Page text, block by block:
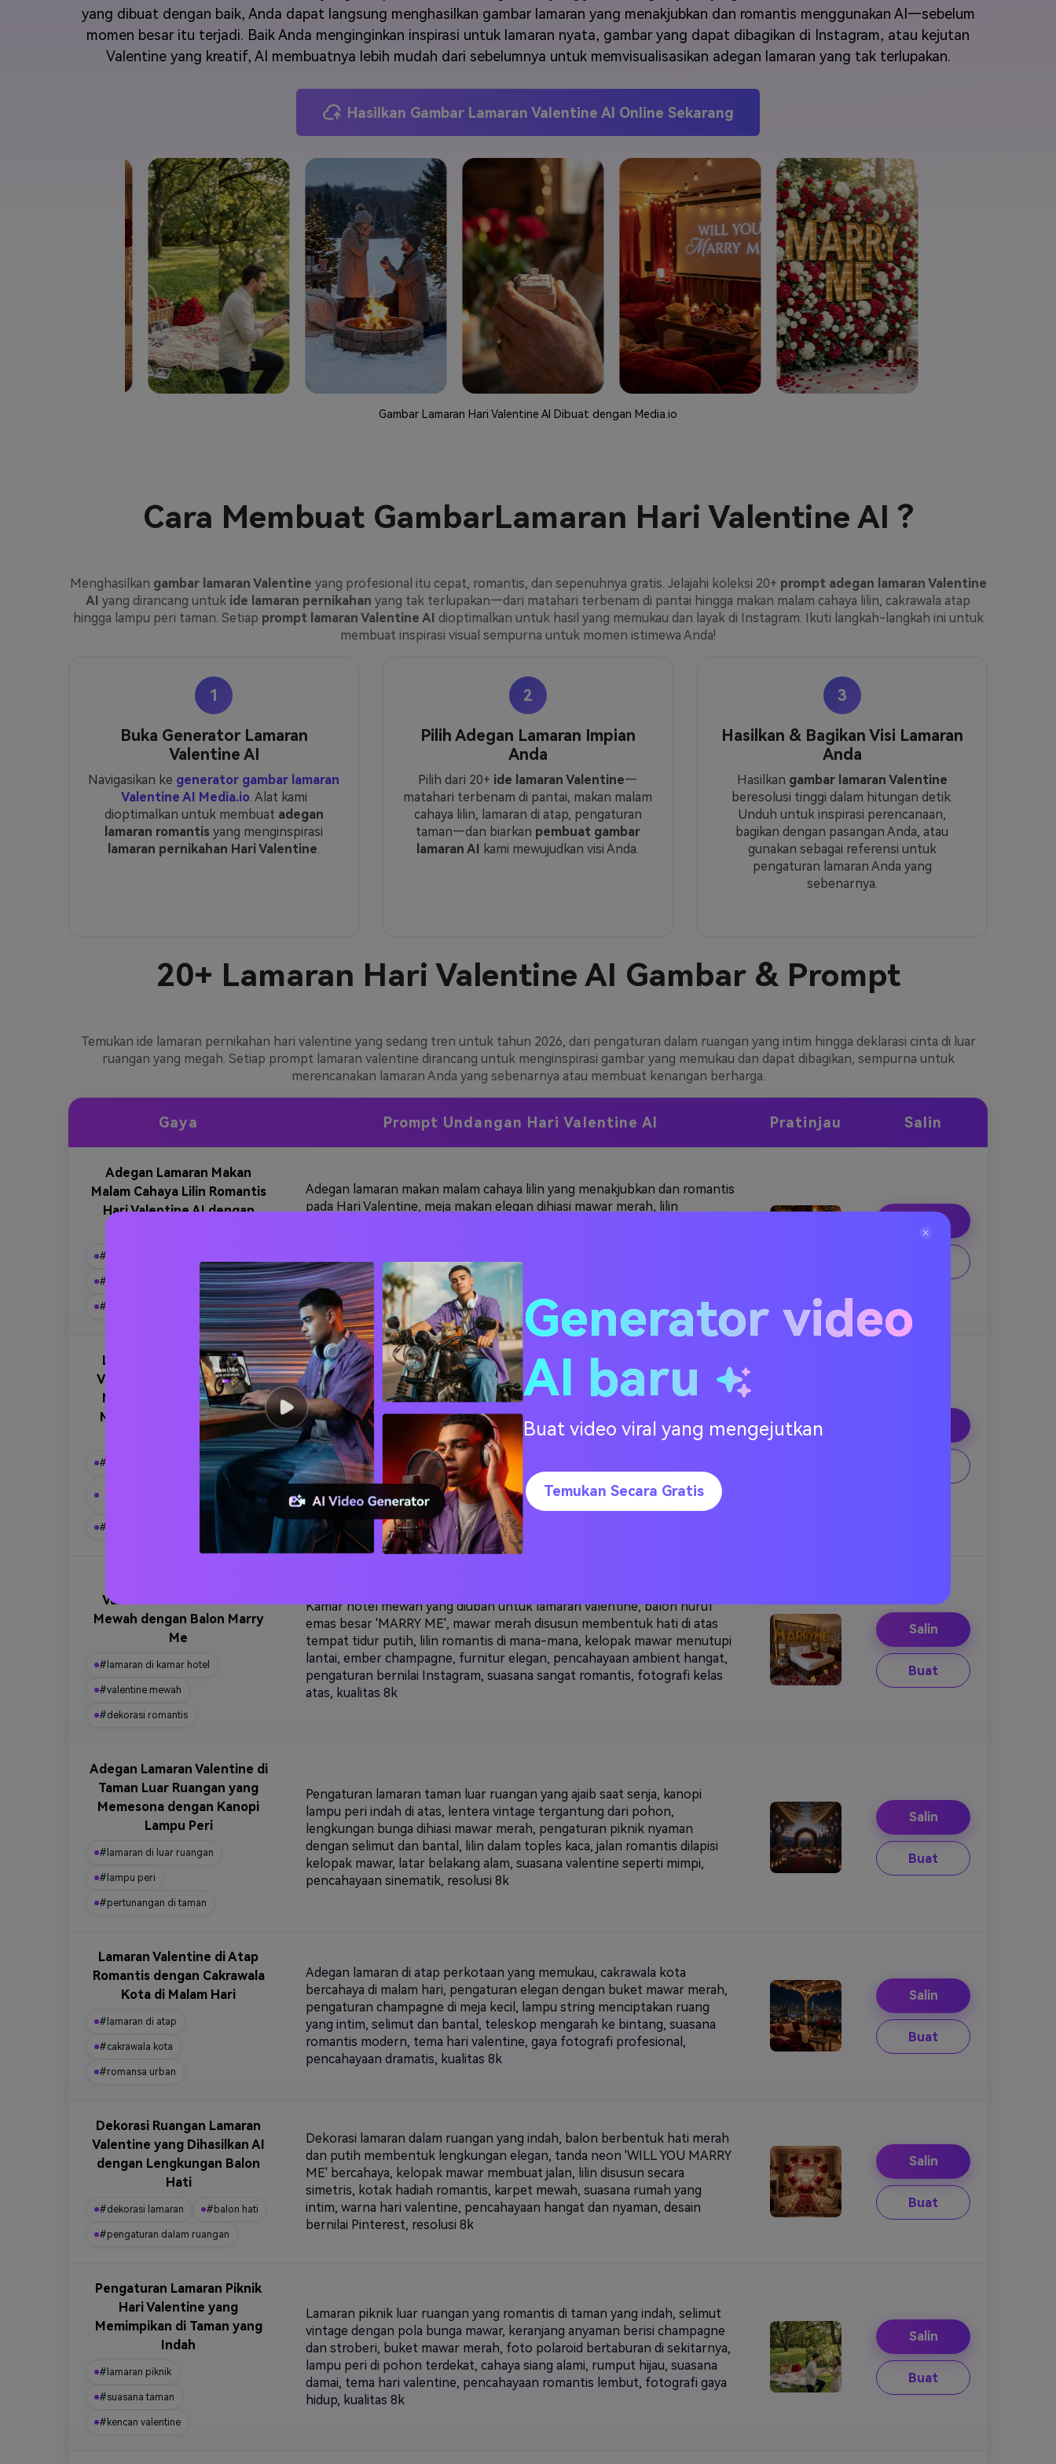
Vidu Pixverse Hailuo Runway
Find More Solutions >>
yang dibuat dengan baik, Anda dapat langsung menghasilkan gambar lamaran yang menakjubkan dan romantis menggunakan AI—sebelum
momen besar itu terjadi. Baik Anda menginginkan inspirasi untuk lamaran nyata, gambar yang dapat dibagikan di Instagram, atau kejutan
Valentine yang kreatif, AI membuatnya lebih mudah dari sebelumnya untuk memvisualisasikan adegan lamaran yang tak terlupakan.
Hasilkan Gambar Lamaran Valentine AI Online Sekarang
Gambar Lamaran Hari Valentine AI Dibuat dengan Media.io
Cara Membuat GambarLamaran Hari Valentine AI ?
Menghasilkan gambar lamaran Valentine yang profesional itu cepat, romantis, dan sepenuhnya gratis. Jelajahi koleksi 20+ prompt adegan lamaran Valentine
AI yang dirancang untuk ide lamaran pernikahan yang tak terlupakan—dari matahari terbenam di pantai hingga makan malam cahaya lilin, cakrawala atap
hingga lampu peri taman. Setiap prompt lamaran Valentine AI dioptimalkan untuk hasil yang memukau dan layak di Instagram. Ikuti langkah-langkah ini untuk
membuat inspirasi visual sempurna untuk momen istimewa Anda!
1
Buka Generator Lamaran
Valentine AI
Navigasikan ke generator gambar lamaran
Valentine AI Media.io. Alat kami
dioptimalkan untuk membuat adegan
lamaran romantis yang menginspirasi
lamaran pernikahan Hari Valentine.
2
Pilih Adegan Lamaran Impian
Anda
Pilih dari 20+ ide lamaran Valentine—
matahari terbenam di pantai, makan malam
cahaya lilin, lamaran di atap, pengaturan
taman—dan biarkan pembuat gambar
lamaran AI kami mewujudkan visi Anda.
3
Hasilkan & Bagikan Visi Lamaran
Anda
Hasilkan gambar lamaran Valentine
beresolusi tinggi dalam hitungan detik.
Unduh untuk inspirasi perencanaan,
bagikan dengan pasangan Anda, atau
gunakan sebagai referensi untuk
pengaturan lamaran Anda yang
sebenarnya.
20+ Lamaran Hari Valentine AI Gambar & Prompt
Temukan ide lamaran pernikahan hari valentine yang sedang tren untuk tahun 2026, dari pengaturan dalam ruangan yang intim hingga deklarasi cinta di luar
ruangan yang megah. Setiap prompt lamaran valentine dirancang untuk menginspirasi gambar yang memukau dan dapat dibagikan, sempurna untuk
merencanakan lamaran Anda yang sebenarnya atau membuat kenangan berharga.
Gaya Prompt Undangan Hari Valentine AI Pratinjau Salin
Adegan Lamaran Makan
Malam Cahaya Lilin Romantis
Hari Valentine AI dengan
#lamaran valentine
#pengaturan romantis
#makan malam cahaya lilin
Adegan lamaran makan malam cahaya lilin yang menakjubkan dan romantis
pada Hari Valentine, meja makan elegan dihiasi mawar merah, lilin
yang intim, pencahayaan emas lembut, gelas champagne, kotak cincin di
atas meja, suasana romantis mewah, komposisi sinematik, sangat realistis,
kualitas 8k
Lamaran Pernikahan Hari
Valentine di Pantai dengan
Matahari Terbenam yang
Memukau dengan Bentuk
#lamaran di pantai
terbenam
#ide valentine
Adegan lamaran matahari terbenam di pantai yang indah, siluet pasangan
dengan pria berlutut, bentuk hati digambar di pasir, ombak laut di latar
belakang, pencahayaan golden hour, langit merah muda dan oranye
romantis, suasana hari valentine, kelopak mawar membentuk jalan di
pantai, lampu peri di kayu apung, suasana romantis seperti mimpi, gaya
fotografi profesional, resolusi 8k
Valentine di Kamar Hotel
Mewah dengan Balon Marry
Me
#lamaran di kamar hotel
#valentine mewah
#dekorasi romantis
Kamar hotel mewah yang diubah untuk lamaran valentine, balon huruf
emas besar 'MARRY ME', mawar merah disusun membentuk hati di atas
tempat tidur putih, lilin romantis di mana-mana, kelopak mawar menutupi
lantai, ember champagne, furnitur elegan, pencahayaan ambient hangat,
pengaturan bernilai Instagram, suasana sangat romantis, fotografi kelas
atas, kualitas 8k
Salin
Buat
Adegan Lamaran Valentine di
Taman Luar Ruangan yang
Memesona dengan Kanopi
Lampu Peri
#lamaran di luar ruangan
#lampu peri
#pertunangan di taman
Pengaturan lamaran taman luar ruangan yang ajaib saat senja, kanopi
lampu peri indah di atas, lentera vintage tergantung dari pohon,
lengkungan bunga dihiasi mawar merah, pengaturan piknik nyaman
dengan selimut dan bantal, lilin dalam toples kaca, jalan romantis dilapisi
kelopak mawar, latar belakang alam, suasana valentine seperti mimpi,
pencahayaan sinematik, resolusi 8k
Salin
Buat
Lamaran Valentine di Atap
Romantis dengan Cakrawala
Kota di Malam Hari
#lamaran di atap
#cakrawala kota
#romansa urban
Adegan lamaran di atap perkotaan yang memukau, cakrawala kota
bercahaya di malam hari, pengaturan elegan dengan buket mawar merah,
pengaturan champagne di meja kecil, lampu string menciptakan ruang
yang intim, selimut dan bantal, teleskop mengarah ke bintang, suasana
romantis modern, tema hari valentine, gaya fotografi profesional,
pencahayaan dramatis, kualitas 8k
Salin
Buat
Dekorasi Ruangan Lamaran
Valentine yang Dihasilkan AI
dengan Lengkungan Balon
Hati
#dekorasi lamaran #balon hati
#pengaturan dalam ruangan
Dekorasi lamaran dalam ruangan yang indah, balon berbentuk hati merah
dan putih membentuk lengkungan elegan, tanda neon 'WILL YOU MARRY
ME' bercahaya, kelopak mawar membuat jalan, lilin disusun secara
simetris, kotak hadiah romantis, karpet mewah, suasana rumah yang
intim, warna hari valentine, pencahayaan hangat dan nyaman, desain
bernilai Pinterest, resolusi 8k
Salin
Buat
Pengaturan Lamaran Piknik
Hari Valentine yang
Memimpikan di Taman yang
Indah
#lamaran piknik
#suasana taman
#kencan valentine
Lamaran piknik luar ruangan yang romantis di taman yang indah, selimut
vintage dengan pola bunga mawar, keranjang anyaman berisi champagne
dan stroberi, buket mawar merah, foto polaroid bertaburan di sekitarnya,
lampu peri di pohon terdekat, cahaya siang alami, rumput hijau, suasana
damai, tema hari valentine, pencahayaan romantis lembut, fotografi gaya
hidup, kualitas 8k
Salin
Buat
Generator video
AI baru
Buat video viral yang mengejutkan
Temukan Secara Gratis